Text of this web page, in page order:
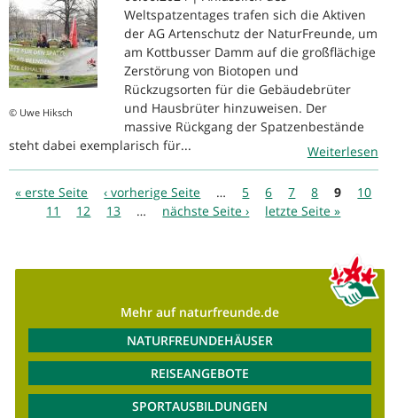
© Uwe Hiksch
Weltspatzentages trafen sich die Aktiven
der AG Artenschutz der NaturFreunde, um
am Kottbusser Damm auf die großflächige
Zerstörung von Biotopen und
Rückzugsorten für die Gebäudebrüter
und Hausbrüter hinzuweisen. Der
massive Rückgang der Spatzenbestände
steht dabei exemplarisch für...
Weiterlesen
Seiten
« erste Seite ‹ vorherige Seite … 5 6 7 8 9
10
11
12 13 … nächste Seite › letzte Seite »
Mehr auf naturfreunde.de
NATURFREUNDEHÄUSER
REISEANGEBOTE
SPORTAUSBILDUNGEN